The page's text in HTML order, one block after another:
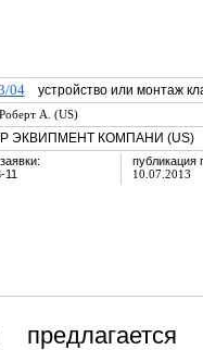
04устройство или монтаж
А. (US)
ЭКВИПМЕНТ КОМПАНИ (US)
11
публикация
10.07.2013